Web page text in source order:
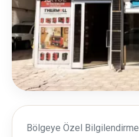
Bölgeye Özel Bilgilendirme